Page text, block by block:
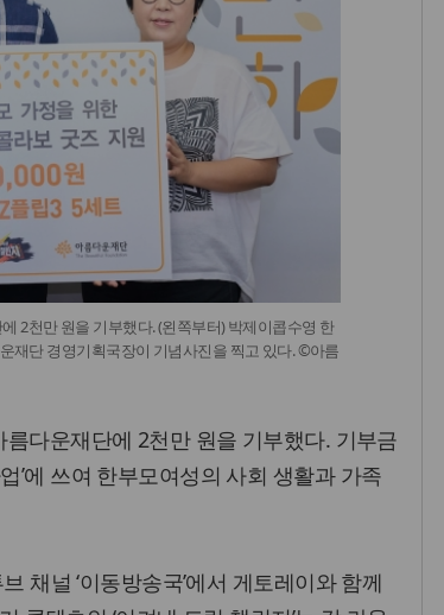
2천만 원을 기부했다. (왼쪽부터) 박제이콥수영 한
재단 경영기획국장이 기념사진을 찍고 있다. ©아름
다운재단에 2천만 원을 기부했다. 기부금
’에 쓰여 한부모여성의 사회 생활과 가족
채널 ‘이동방송국’에서 게토레이와 함께